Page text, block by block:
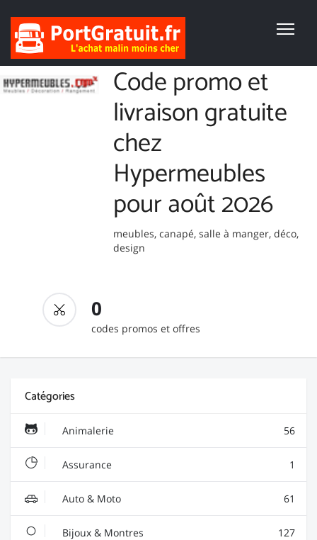
Code promo et
livraison gratuite
chez
Hypermeubles
pour août 2026
meubles, canapé, salle à manger, déco,
design
0
codes promos et offres
Catégories
Animalerie 56
Assurance 1
Auto & Moto 61
Bijoux & Montres 127